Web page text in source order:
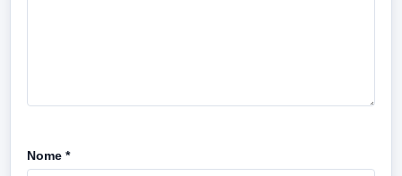
Nome *